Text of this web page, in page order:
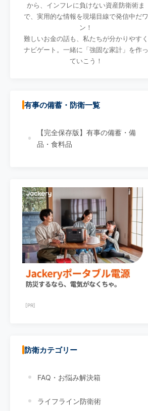
から、インフレに負けない資産防衛術ま
で、実用的な情報を現場目線で発信中だワ
ン！
難しいお金の話も、私たちが分かりやすく
ナビゲート。一緒に「強固な家計」を作っ
ていこう！
有事の備蓄・防衛一覧
【完全保存版】有事の備蓄・備
品・食料品
[PR]
防衛カテゴリー
FAQ・お悩み解決箱
ライフライン防衛術